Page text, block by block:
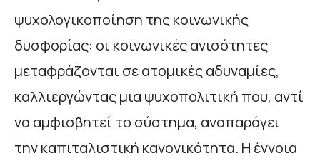
ψυχολογικοποίηση της κοινωνικής
δυσφορίας: οι κοινωνικές ανισότητες
μεταφράζονται σε ατομικές αδυναμίες,
καλλιεργώντας μια ψυχοπολιτική που, αντί
να αμφισβητεί το σύστημα, αναπαράγει
την καπιταλιστική κανονικότητα. Η έννοια